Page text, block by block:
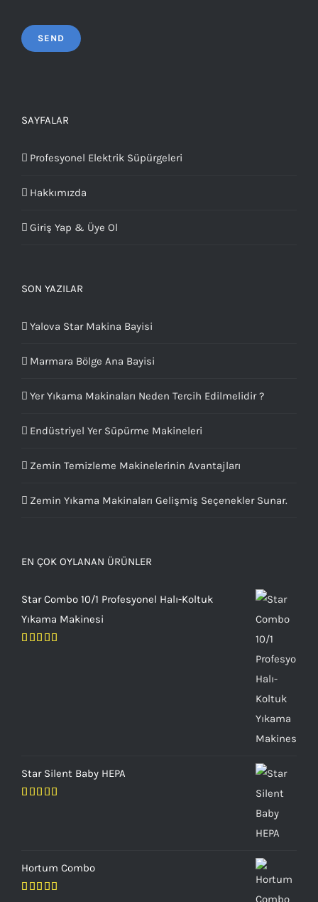
SAYFALAR
Profesyonel Elektrik Süpürgeleri
Hakkımızda
Giriş Yap & Üye Ol
SON YAZILAR
Yalova Star Makina Bayisi
Marmara Bölge Ana Bayisi
Yer Yıkama Makinaları Neden Tercih Edilmelidir ?
Endüstriyel Yer Süpürme Makineleri
Zemin Temizleme Makinelerinin Avantajları
Zemin Yıkama Makinaları Gelişmiş Seçenekler Sunar.
EN ÇOK OYLANAN ÜRÜNLER
Star Combo 10/1 Profesyonel Halı-Koltuk
Yıkama Makinesi
Star Silent Baby HEPA
Hortum Combo